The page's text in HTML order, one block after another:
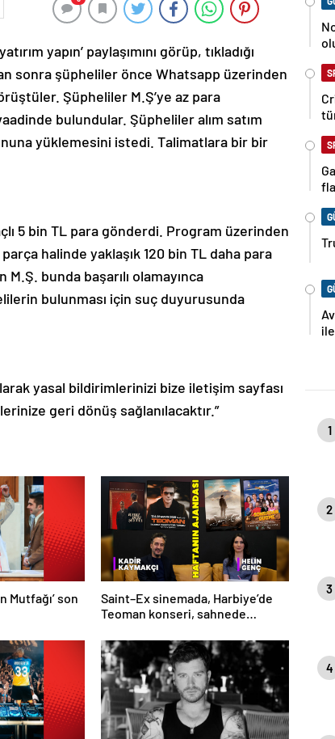
yapın’ paylaşımını görüp, tıkladığı
sonra şüpheliler önce Whatsapp üzerinden
Şüpheliler M.Ş’ye az para
bulundular. Şüpheliler alım satım
yüklemesini istedi. Talimatlara bir bir
5 bin TL para gönderdi. Program üzerinden
halinde yaklaşık 120 bin TL daha para
bunda başarılı olamayınca
bulunması için suç duyurusunda
yasal bildirimlerinizi bize iletişim sayfası
geri dönüş sağlanılacaktır.”
Mutfağı’ son
Saint–Ex sinemada, Harbiye’de
Teoman konseri, sahnede
sanat ajandası
1
2
3
4